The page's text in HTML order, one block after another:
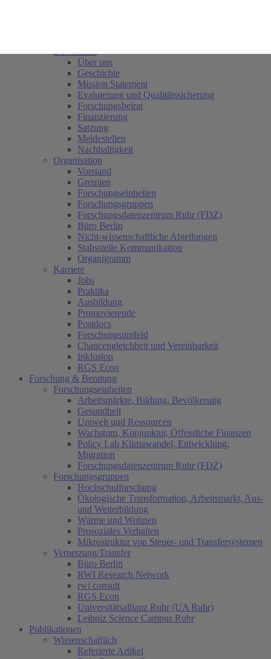
Über uns
Geschichte
Mission Statement
Evaluierung und Qualitätssicherung
Forschungsbeirat
Finanzierung
Satzung
Meldestellen
Nachhaltigkeit
Organisation
Vorstand
Gremien
Forschungseinheiten
Forschungsgruppen
Forschungsdatenzentrum Ruhr (FDZ)
Büro Berlin
Nicht-wissenschaftliche Abteilungen
Stabsstelle Kommunikation
Organigramm
Karriere
Jobs
Praktika
Ausbildung
Promovierende
Postdocs
Forschungsumfeld
Chancengleichheit und Vereinbarkeit
Inklusion
RGS Econ
Forschung & Beratung
Forschungseinheiten
Arbeitsmärkte, Bildung, Bevölkerung
Gesundheit
Umwelt und Ressourcen
Wachstum, Konjunktur, Öffentliche Finanzen
Policy Lab Klimawandel, Entwicklung,
Migration
Forschungsdatenzentrum Ruhr (FDZ)
Forschungsgruppen
Hochschulforschung
Ökologische Transformation, Arbeitsmarkt, Aus-
und Weiterbildung
Wärme und Wohnen
Prosoziales Verhalten
Mikrostruktur von Steuer- und Transfersystemen
Vernetzung/Transfer
Büro Berlin
RWI Research Network
rwi consult
RGS Econ
Universitätsallianz Ruhr (UA Ruhr)
Leibniz Science Campus Ruhr
Publikationen
Wissenschaftlich
Referierte Artikel